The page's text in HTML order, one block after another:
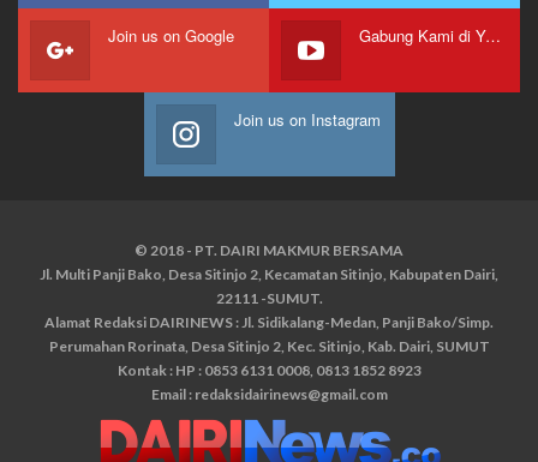
Join us on Google Gabung Kami di Youtube
Join us on Instagram
© 2018 - PT. DAIRI MAKMUR BERSAMA
Jl. Multi Panji Bako, Desa Sitinjo 2, Kecamatan Sitinjo, Kabupaten Dairi,
22111 -SUMUT.
Alamat Redaksi DAIRINEWS : Jl. Sidikalang-Medan, Panji Bako/Simp.
Perumahan Rorinata, Desa Sitinjo 2, Kec. Sitinjo, Kab. Dairi, SUMUT
Kontak : HP : 0853 6131 0008, 0813 1852 8923
Email : redaksidairinews@gmail.com